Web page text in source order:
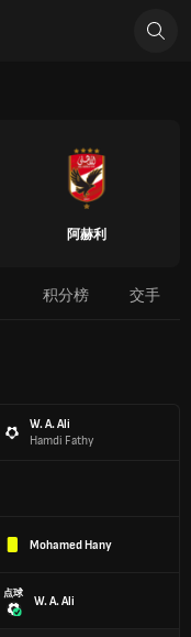
阿赫利
积分榜 交手
W. A. Ali
Hamdi Fathy
Mohamed Hany
点球
W. A. Ali